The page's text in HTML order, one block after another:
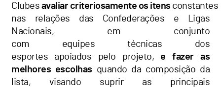
Clubes avaliar criteriosamente os itens constantes
nas relações das Confederações e Ligas
Nacionais, em conjunto
com equipes técnicas dos
esportes apoiados pelo projeto, e fazer as
melhores escolhas quando da composição da
lista, visando suprir as principais